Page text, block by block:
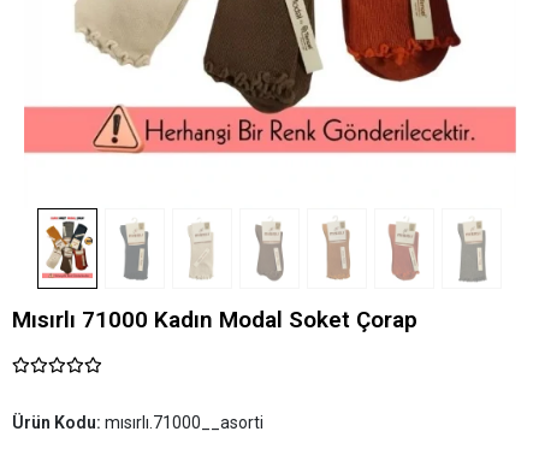
Mısırlı 71000 Kadın Modal Soket Çorap
Ürün Kodu: mısırlı.71000__asorti